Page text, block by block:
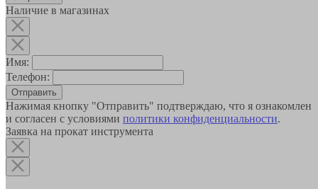
Наличие в магазинах
Имя:
Телефон:
Отправить
Нажимая кнопку "Отправить" подтверждаю, что я ознакомлен
и согласен с условиями политики конфиденциальности.
Заявка на прокат инструмента